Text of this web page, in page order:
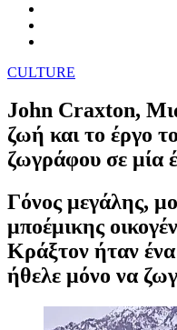
CULTURE
John Craxton,
ζωή και το έργο
ζωγράφου σε μία
Γόνος μεγάλης,
μποέμικης
Κράξτον ήταν
ήθελε μόνο να